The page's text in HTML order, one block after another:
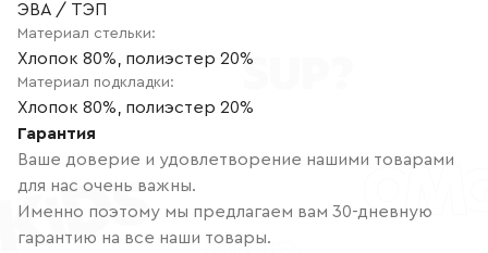
ЭВА / ТЭП
Материал стельки:
Хлопок 80%, полиэстер 20%
Материал подкладки:
Хлопок 80%, полиэстер 20%
Гарантия
Ваше доверие и удовлетворение нашими товарами
для нас очень важны.
Именно поэтому мы предлагаем вам 30-дневную
гарантию на все наши товары.